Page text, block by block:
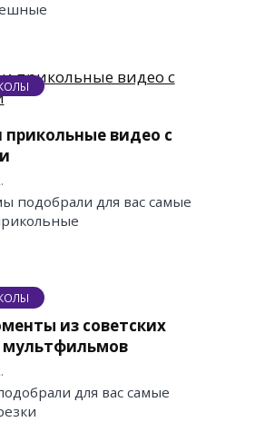
видео с
подобрали для вас самые
из советских
для вас самые